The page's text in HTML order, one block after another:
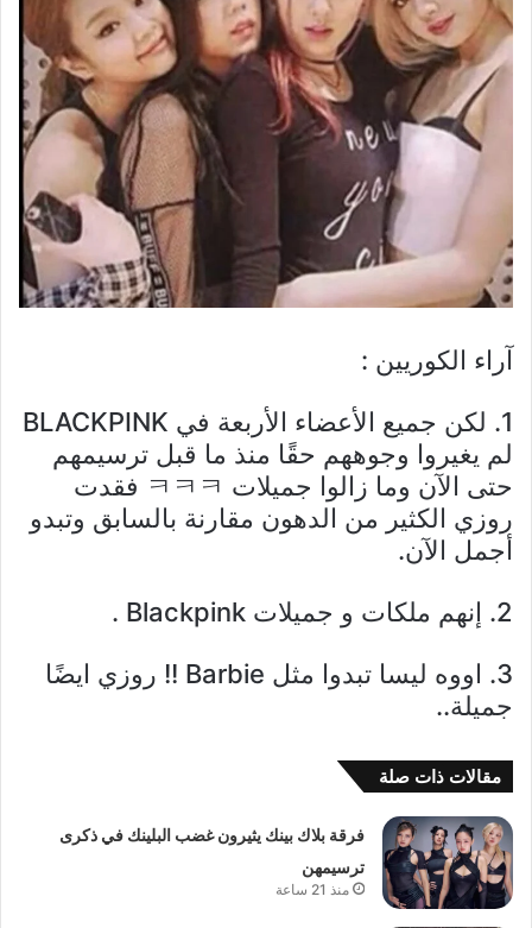
آراء الكوريين :
1. لكن جميع الأعضاء الأربعة في BLACKPINK
لم يغيروا وجوههم حقًا منذ ما قبل ترسيمهم
حتى الآن وما زالوا جميلات ㅋㅋㅋ فقدت
روزي الكثير من الدهون مقارنة بالسابق وتبدو
أجمل الآن.
2. إنهم ملكات و جميلات Blackpink .
3. اووه ليسا تبدوا مثل Barbie !! روزي ايضًا
جميلة..
مقالات ذات صلة
فرقة بلاك بينك يثيرون غضب البلينك في ذكرى
ترسيمهن
منذ 21 ساعة